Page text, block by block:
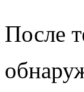
После